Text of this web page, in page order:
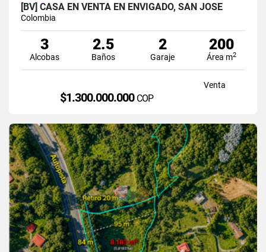
[BV] CASA EN VENTA EN ENVIGADO, SAN JOSÉ
Colombia
3
Alcobas
2.5
Baños
2
Garaje
200
Área m2
Venta
$1.300.000.000 COP